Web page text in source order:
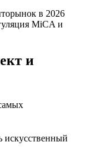
в 2026
MiCA и
и
искусственный